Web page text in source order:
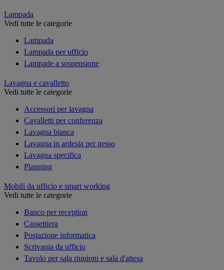
Lampada
Vedi tutte le categorie
Lampada
Lampada per ufficio
Lampade a sospensione
Lavagna e cavalletto
Vedi tutte le categorie
Accessori per lavagna
Cavalletti per conferenza
Lavagna bianca
Lavagna in ardesia per gesso
Lavagna specifica
Planning
Mobili da ufficio e smart working
Vedi tutte le categorie
Banco per reception
Cassettiera
Postazione informatica
Scrivania da ufficio
Tavolo per sala riunioni e sala d'attesa